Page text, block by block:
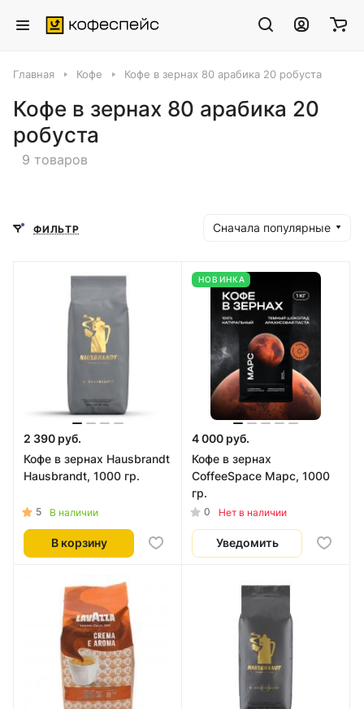
Главная Кофе Кофе в зернах 80 арабика 20 робуста
Кофе в зернах 80 арабика 20
робуста
9 товаров
ФИЛЬТР Сначала популярные
2 390 руб.
Кофе в зернах Hausbrandt
Hausbrandt, 1000 гр.
5 В наличии
В корзину
НОВИНКА
4 000 руб.
Кофе в зернах
CoffeeSpace Марс, 1000
гр.
0 Нет в наличии
Уведомить